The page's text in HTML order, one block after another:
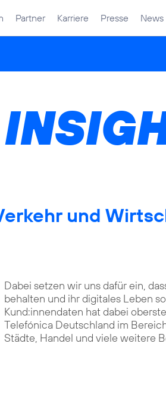
Partner Karriere Presse News
und
Dabei setzen wir uns dafür ein,
behalten und ihr digitales Leben
Kund:innendaten hat dabei
Telefónica Deutschland im
Städte, Handel und viele weitere